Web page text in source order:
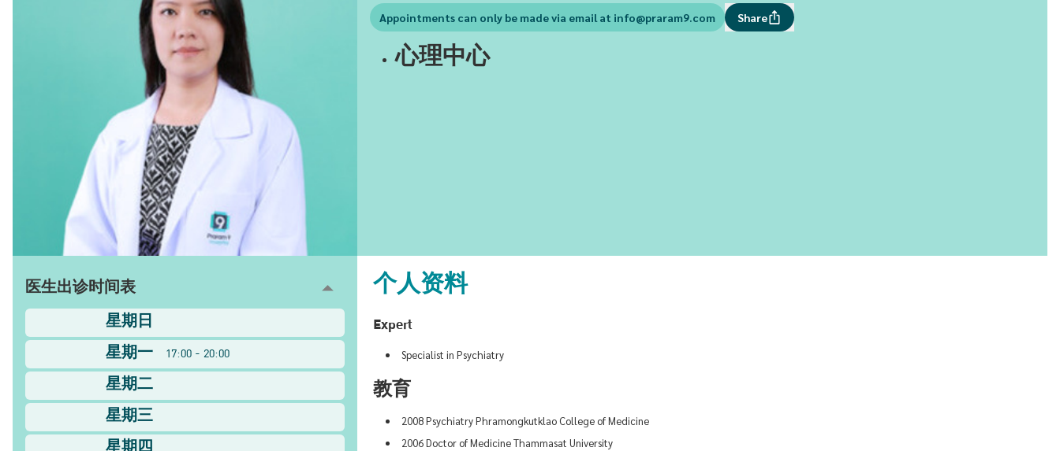
Appointments can only be made via email at info@praram9.com Share
心理中心
医生出诊时间表
星期日
星期一
17:00 - 20:00
星期二
星期三
个人资料
Expert
Specialist in Psychiatry
教育
2008 Psychiatry Phramongkutklao College of Medicine
2006 Doctor of Medicine Thammasat University